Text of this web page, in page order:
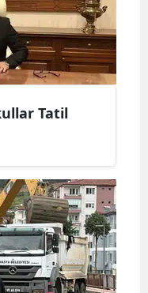
Tatil